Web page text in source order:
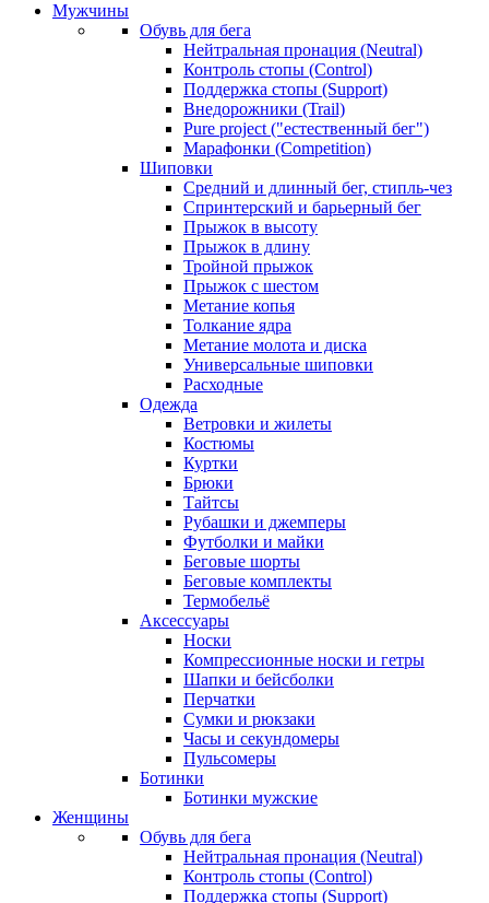
Мужчины
Обувь для бега
Нейтральная пронация (Neutral)
Контроль стопы (Control)
Поддержка стопы (Support)
Внедорожники (Trail)
Pure project ("естественный бег")
Марафонки (Competition)
Шиповки
Средний и длинный бег, стипль-чез
Cпринтерский и барьерный бег
Прыжок в высоту
Прыжок в длину
Тройной прыжок
Прыжок с шестом
Метание копья
Толкание ядра
Метание молота и диска
Универсальные шиповки
Расходные
Одежда
Ветровки и жилеты
Костюмы
Куртки
Брюки
Тайтсы
Рубашки и джемперы
Футболки и майки
Беговые шорты
Беговые комплекты
Термобельё
Аксессуары
Носки
Компрессионные носки и гетры
Шапки и бейсболки
Перчатки
Сумки и рюкзаки
Часы и секундомеры
Пульсомеры
Ботинки
Ботинки мужские
Женщины
Обувь для бега
Нейтральная пронация (Neutral)
Контроль стопы (Control)
Поддержка стопы (Support)